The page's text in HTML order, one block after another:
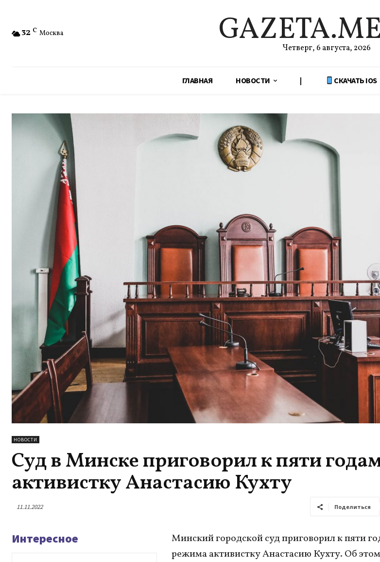
32 C Москва
Четверг, 6 августа, 2026
ГЛАВНАЯ НОВОСТИ | СКАЧАТЬ IOS
НОВОСТИ
Суд в Минске приговорил к пяти
активистку Анастасию Кухту
11.11.2022 Поделиться
Интересное
Минский городской суд приговорил к пяти
режима активистку Анастасию Кухту. Об